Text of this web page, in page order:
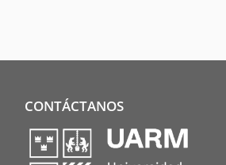
CONTÁCTANOS